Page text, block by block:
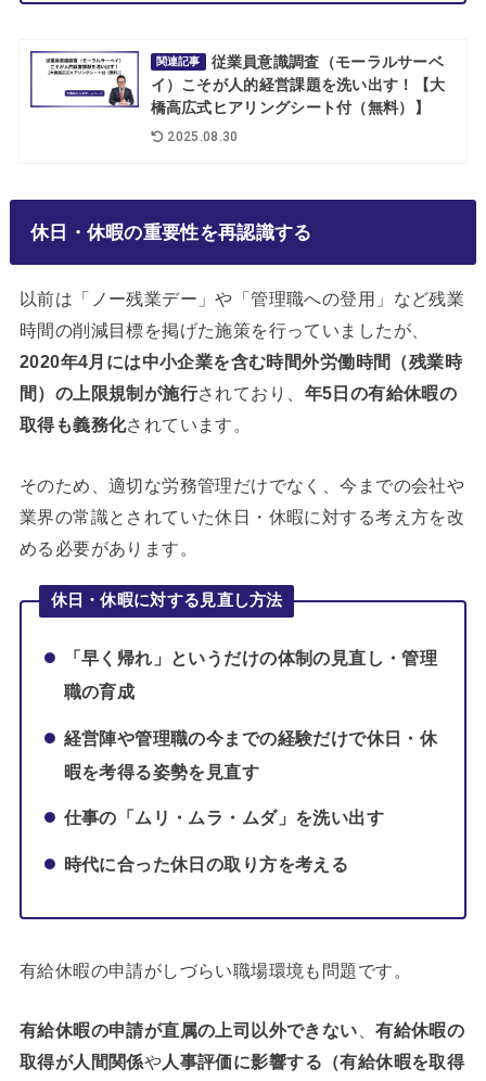
関連記事
従業員意識調査（モーラルサーベ
イ）こそが人的経営課題を洗い出す！【大
橋高広式ヒアリングシート付（無料）】
2025.08.30
休日・休暇の重要性を再認識する
以前は「ノー残業デー」や「管理職への登用」など残業
時間の削減目標を掲げた施策を行っていましたが、
2020年4月には中小企業を含む時間外労働時間（残業時
間）の上限規制が施行されており、 年5日の有給休暇の
取得も義務化されています。
そのため、適切な労務管理だけでなく、今までの会社や
業界の常識とされていた休日・休暇に対する考え方を改
める必要があります。
休日・休暇に対する見直し方法
「早く帰れ」というだけの体制の見直し・管理
職の育成
経営陣や管理職の今までの経験だけで休日・休
暇を考得る姿勢を見直す
仕事の「ムリ・ムラ・ムダ」を洗い出す
時代に合った休日の取り方を考える
有給休暇の申請がしづらい職場環境も問題です。
有給休暇の申請が直属の上司以外できない 、有給休暇の
取得が人間関係や人事評価に影響する（有給休暇を取得